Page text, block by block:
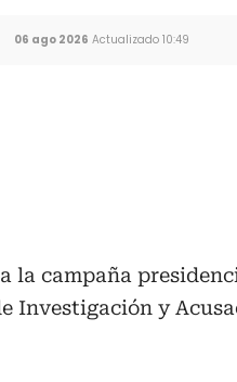
06 ago 2026 Actualizado 10:49
la campaña
Investigación y